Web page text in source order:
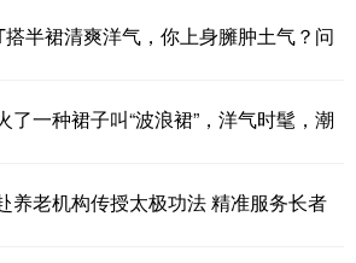
半裙清爽洋气，你上身臃肿土气？问
了一种裙子叫“波浪裙”，洋气时髦，潮
养老机构传授太极功法 精准服务长者